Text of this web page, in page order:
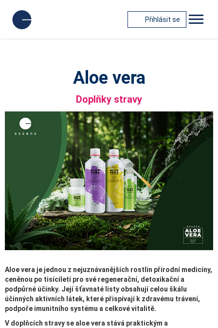
Přihlásit se
Aloe vera
Doplňky stravy
Aloe vera je jednou z nejuznávanějších rostlin přírodní medicíny,
ceněnou po tisíciletí pro své regenerační, detoxikační a
podpůrné účinky. Její šťavnaté listy obsahují celou škálu
účinných aktivních látek, které přispívají k zdravému trávení,
podpoře imunitního systému a celkové vitalitě.
V doplňcích stravy se aloe vera stává praktickým a